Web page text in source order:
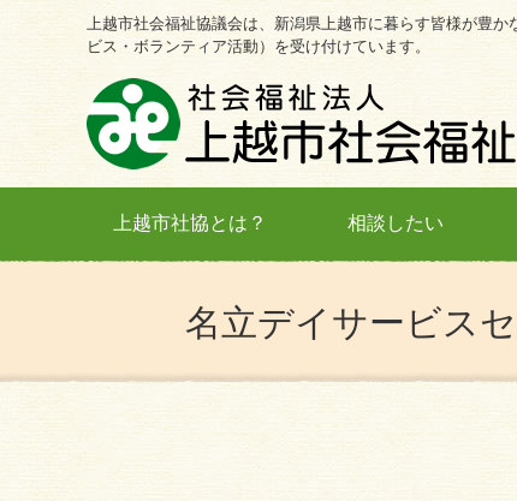
上越市社会福祉協議会は、新潟県上越市に暮らす皆様が豊
ビス・ボランティア活動）を受け付けています。
上越市社協とは？ 相談したい
名立デイサービス